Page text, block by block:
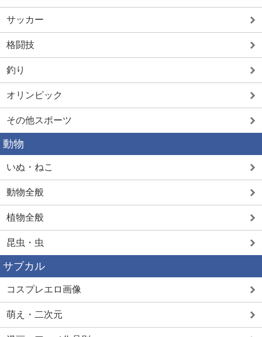
サッカー
格闘技
釣り
オリンピック
その他スポーツ
動物
いぬ・ねこ
動物全般
植物全般
昆虫・虫
サブカル
コスプレエロ画像
萌え・二次元